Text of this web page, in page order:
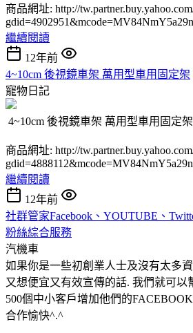
商品網址: http://
繼續閱讀
12年前
4~10cm 後視鏡車架 萬用型車用固定架
寵物日記
4~10cm 後視鏡車架 萬用型車用固定架
商品網址: http://
繼續閱讀
12年前
社群管家Facebook、YOUTUBE、
粉絲綜合服務
汽機車
如果你是一些初創業人士及沒有太多
又想便宜又有效宣傳的話. 我們就可以
500個中小客戶增加他們的
合作愉快^.^